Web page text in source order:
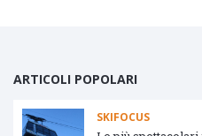
ARTICOLI POPOLARI
SKIFOCUS